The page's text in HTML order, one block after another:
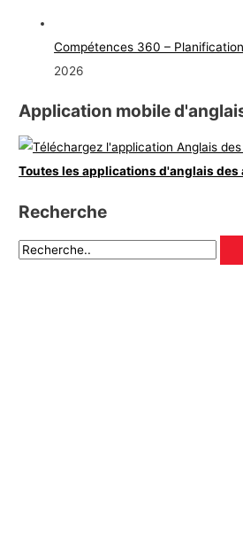
Compétences 360 –
2026
Application mobile
Toutes les applications d'anglais des
Recherche